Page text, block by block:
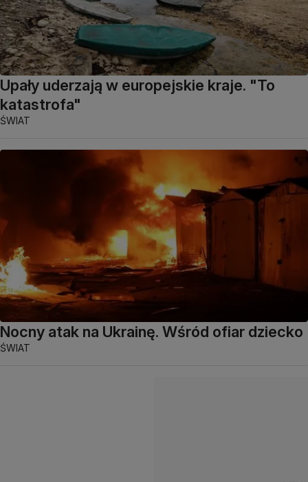
Upały uderzają w europejskie kraje. "To
katastrofa"
ŚWIAT
Nocny atak na Ukrainę. Wśród ofiar dziecko
ŚWIAT